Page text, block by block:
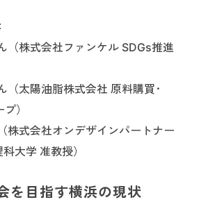
：
（株式会社ファンケル SDGs推進
（太陽油脂株式会社 原料購買･
）
株式会社オンデザインパートナー
大学 准教授）
を目指す横浜の現状